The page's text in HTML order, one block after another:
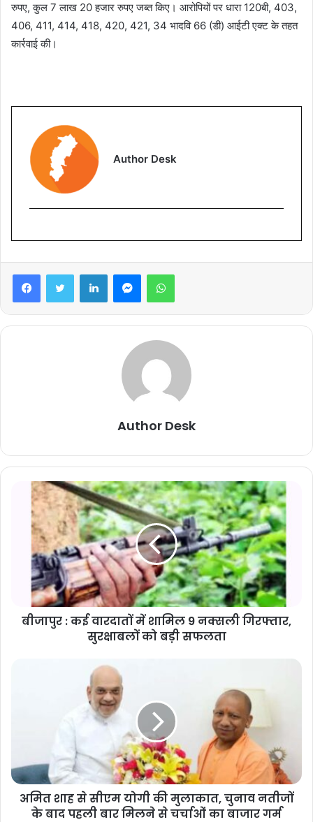
रुपए, कुल 7 लाख 20 हजार रुपए जब्त किए। आरोपियों पर धारा 120बी, 403,
406, 411, 414, 418, 420, 421, 34 भादवि 66 (डी) आईटी एक्ट के तहत
कार्रवाई की।
Author Desk
Author Desk
बीजापुर : कई वारदातों में शामिल 9 नक्सली गिरफ्तार,
सुरक्षाबलों को बड़ी सफलता
अमित शाह से सीएम योगी की मुलाकात, चुनाव नतीजों
के बाद पहली बार मिलने से चर्चाओं का बाजार गर्म